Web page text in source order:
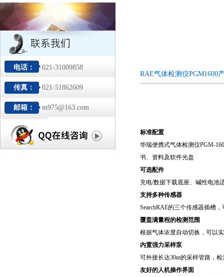
电话： 021-31009858
传真： 021-51862609
邮箱： m975@163.com
RAE气体检测仪PGM1600
标准配置
华瑞便携式气体检测仪PGM-
书、资料及软件光盘
可选配件
充电/数据下载底座、碱性电池
支持多种传感器
SearchRAE的三个传感器插槽
覆盖满量程的检测范围
根据气体浓度自动切换，可以
内置强力采样泵
可外接长达30m的采样管路，
友好的人机操作界面